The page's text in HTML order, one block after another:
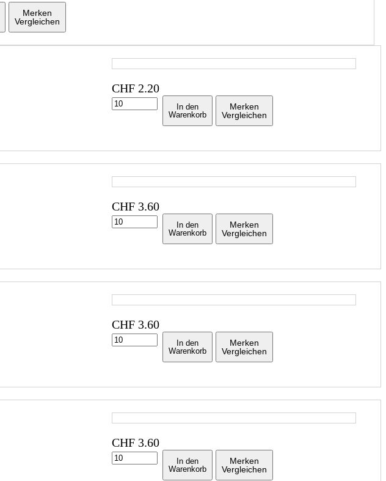
Merken
Vergleichen
CHF 2.20
In den
Warenkorb
Merken
Vergleichen
CHF 3.60
In den
Warenkorb
Merken
Vergleichen
CHF 3.60
In den
Warenkorb
Merken
Vergleichen
CHF 3.60
In den
Warenkorb
Merken
Vergleichen